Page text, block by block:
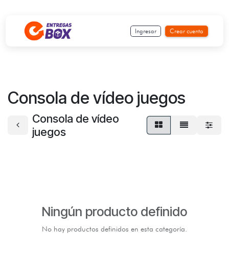
Ingresar Crear cuenta
Consola de vídeo juegos
Consola de vídeo
juegos
Ningún producto definido
No hay productos definidos en esta categoría.